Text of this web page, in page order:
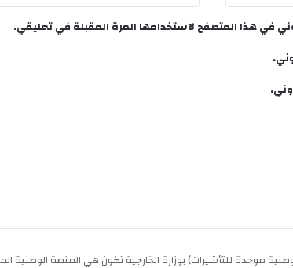
في هذا المتصفح لاستخدامها المرة المقبلة في تعليقي.